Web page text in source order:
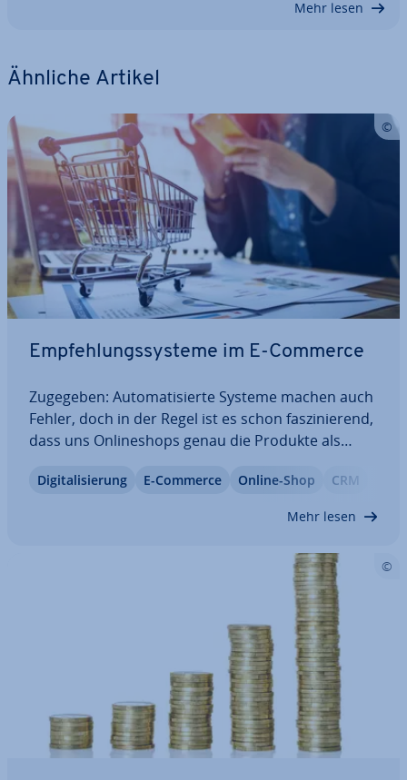
Mehr lesen
Ähnliche Artikel
Emp­feh­lungs­sys­te­me im E-Commerce
Zugegeben: Au­to­ma­ti­sier­te Systeme machen auch
Fehler, doch in der Regel ist es schon fas­zi­nie­rend,
dass uns On­line­shops genau die Produkte als
gefallen. Beim Streamen von Filmen und Serien
Di­gi­ta­li­sie­rung E-Commerce Online-Shop CRM
Mehr lesen